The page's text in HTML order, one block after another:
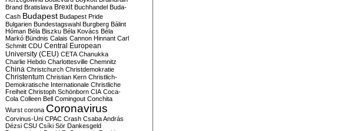
Brand Bratislava Brexit Buchhandel Buda-
Cash Budapest Budapest Pride
Bulgarien Bundestagswahl Burgberg Bálint
Hóman Béla Biszku Béla Kovács Béla
Markó Bündnis Calais Cannon Hinnant Carl
Schmitt CDU Central European
University (CEU) CETA Chanukka
Charlie Hebdo Charlottesville Chemnitz
China Christchurch Christdemokratie
Christentum Christian Kern Christlich-
Demokratische Internationale Christliche
Freiheit Christoph Schönborn CIA Coca-
Cola Colleen Bell Comingout Conchita
Wurst corona Coronavirus
Corvinus-Uni CPAC Crash Csaba András
Dézsi CSU Csíki Sör Dankesgeld